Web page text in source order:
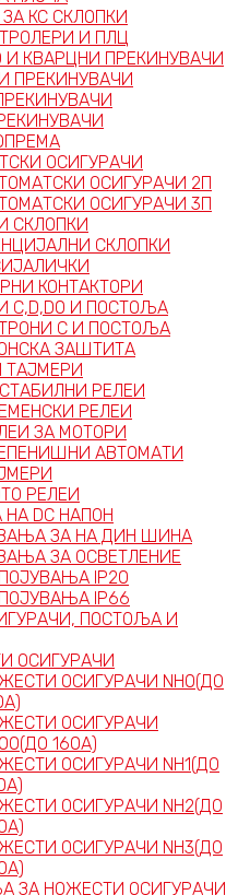
КС СКЛОПКИ
И ПЛЦ
КВАРЦНИ ПРЕКИНУВАЧИ
ПРЕКИНУВАЧИ
ОСИГУРАЧИ
ОСИГУРАЧИ 2П
ОСИГУРАЧИ 3П
СКЛОПКИ
СКЛОПКИ
КОНТАКТОРИ
C,D,D0 И ПОСТОЉА
C И ПОСТОЉА
ЗАШТИТА
ТАЈМЕРИ
РЕЛЕИ
РЕЛЕИ
ЗА МОТОРИ
АВТОМАТИ
РЕЛЕИ
DC НАПОН
ЗА НА ДИН ШИНА
ЗА ОСВЕТЛЕНИЕ
IP20
IP66
ПОСТОЉА И
ОСИГУРАЧИ
ОСИГУРАЧИ NH0(ДО
ОСИГУРАЧИ
160А)
ОСИГУРАЧИ NH1(ДО
ОСИГУРАЧИ NH2(ДО
ОСИГУРАЧИ NH3(ДО
ЗА НОЖЕСТИ ОСИГУРАЧИ